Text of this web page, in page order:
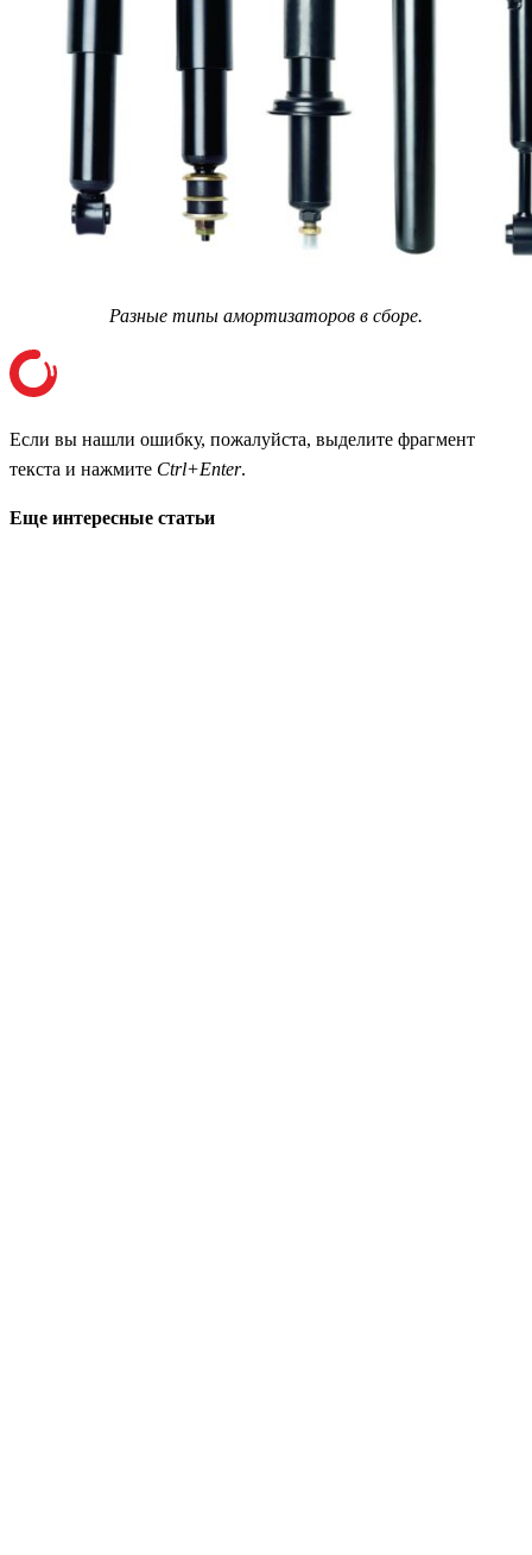
Разные типы амортизаторов в сборе.
Если вы нашли ошибку, пожалуйста, выделите фрагмент
текста и нажмите Ctrl+Enter.
Еще интересные статьи